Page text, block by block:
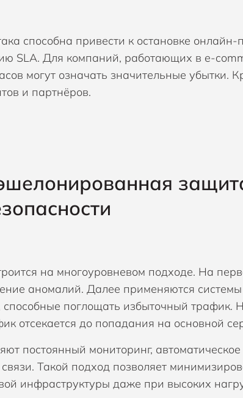
способна привести к остановке
SLA. Для компаний, работающих в e-
могут означать значительные убытки.
и партнёров.
на многоуровневом подходе. На
аномалий. Далее применяются системы
способные поглощать избыточный трафик.
отсекается до попадания на основной
постоянный мониторинг,
Такой подход позволяет
инфраструктуры даже при высоких